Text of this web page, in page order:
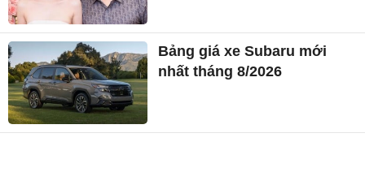
Bảng giá xe Subaru mới
nhất tháng 8/2026